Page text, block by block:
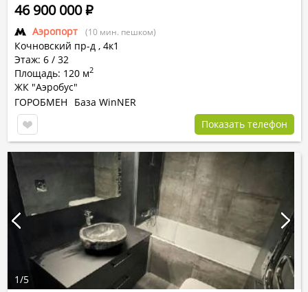
Аэропорт (10 мин. пешком)
Кочновский пр-д , 4к1
Этаж: 6 / 32
Площадь: 120 м2
ЖК "Аэробус"
46 900 000Р
ГОРОБМЕН
База WinNER
Показать телефон
1/5